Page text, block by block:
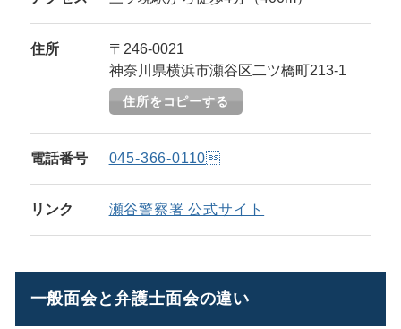
住所
〒246-0021
神奈川県横浜市瀬谷区二ツ橋町213-1
住所をコピーする
電話番号 045-366-0110
リンク 瀬谷警察署 公式サイト
一般面会と弁護士面会の違い